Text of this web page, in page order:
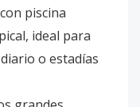
piscina
ideal para
o estadías